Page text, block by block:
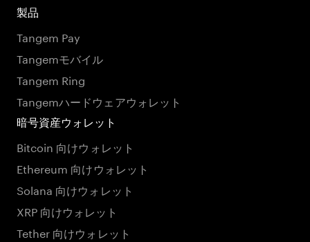
製品
Tangem Pay
Tangemモバイル
Tangem Ring
Tangemハードウェアウォレット
暗号資産ウォレット
Bitcoin 向けウォレット
Ethereum 向けウォレット
Solana 向けウォレット
XRP 向けウォレット
Tether 向けウォレット